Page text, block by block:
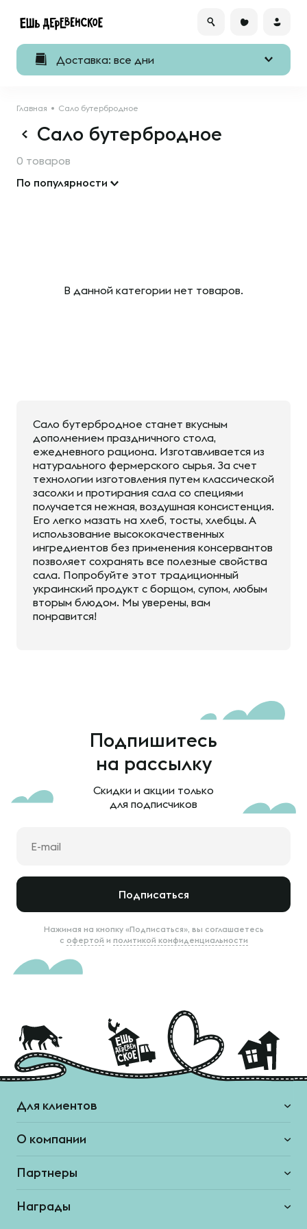
Доставка: все дни
Главная Сало бутербродное
Сало бутербродное
0 товаров
По популярности
В данной категории нет товаров.
Сало бутербродное станет вкусным
дополнением праздничного стола,
ежедневного рациона. Изготавливается из
натурального фермерского сырья. За счет
технологии изготовления путем классической
засолки и протирания сала со специями
получается нежная, воздушная консистенция.
Его легко мазать на хлеб, тосты, хлебцы. А
использование высококачественных
ингредиентов без применения консервантов
позволяет сохранять все полезные свойства
сала. Попробуйте этот традиционный
украинский продукт с борщом, супом, любым
вторым блюдом. Мы уверены, вам
понравится!
Подпишитесь
на рассылку
Скидки и акции только
для подписчиков
Подписаться
Нажимая на кнопку «Подписаться», вы соглашаетесь
с офертой и политикой конфиденциальности
Для клиентов
О компании
Партнеры
Награды